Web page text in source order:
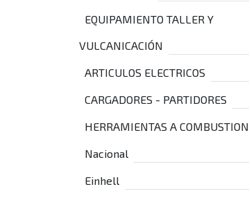
EQUIPAMIENTO TALLER Y
VULCANICACIÓN
ARTICULOS ELECTRICOS
CARGADORES - PARTIDORES
HERRAMIENTAS A COMBUSTION
Nacional
Einhell